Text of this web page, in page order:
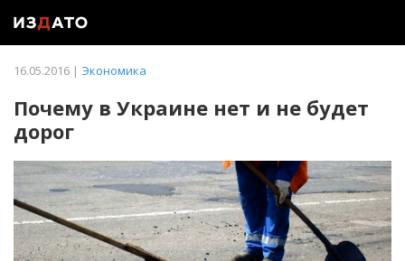
16.05.2016 | Экономика
Почему в Украине нет и не будет
дорог